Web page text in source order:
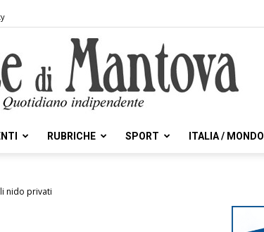
RUBRICHE SPORT ITALIA / MONDO
nido privati